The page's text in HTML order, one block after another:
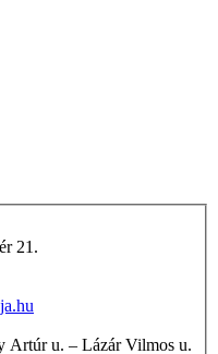
21.